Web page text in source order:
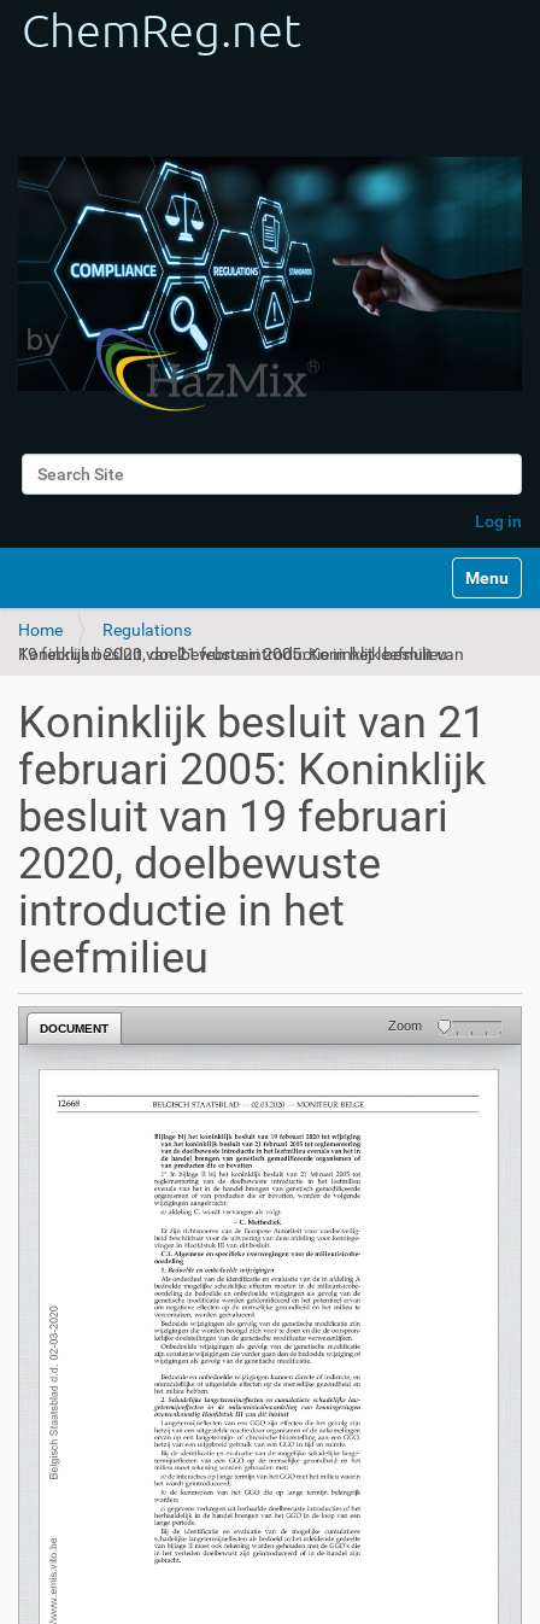
Search Site
Log in
Toggle
Home
Regulations
Koninklijk besluit van 21 februari 2005: Koninklijk besluit van 19 februari 2020, doelbewuste introductie in het leefmilieu
Koninklijk besluit van 21
februari 2005: Koninklijk
besluit van 19 februari
2020, doelbewuste
introductie in het
leefmilieu
DOCUMENT Zoom